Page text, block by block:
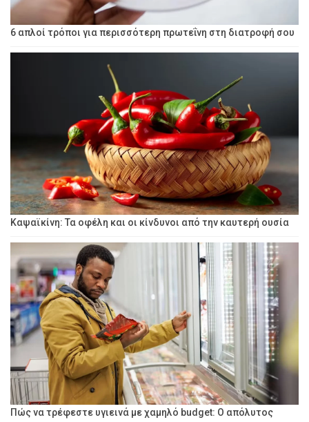
6 απλοί τρόποι για περισσότερη πρωτεΐνη στη διατροφή σου
Καψαϊκίνη: Τα οφέλη και οι κίνδυνοι από την καυτερή ουσία
Πώς να τρέφεστε υγιεινά με χαμηλό budget: Ο απόλυτος